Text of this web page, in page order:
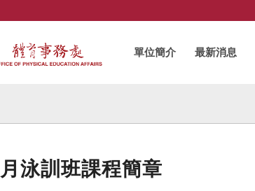
單位簡介 最新消息
泳訓班課程簡章